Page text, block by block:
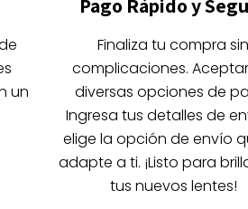
pueden
elegir
en
la
página
de
producto
un
Pago Rápido y
Finaliza tu compra sin
complicaciones.
diversas opciones de
Ingresa tus detalles de
elige la opción de envío
adapte a ti. ¡Listo para
tus nuevos lentes!